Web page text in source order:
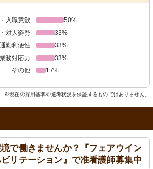
入職意欲
50%
対人姿勢
33%
通勤利便性
33%
務対応力
33%
その他
17%
※現在の採用基準や選考状況を保証するものではありません。
で働きませんか？『フェアウイン
ビリテーション』で准看護師募集中